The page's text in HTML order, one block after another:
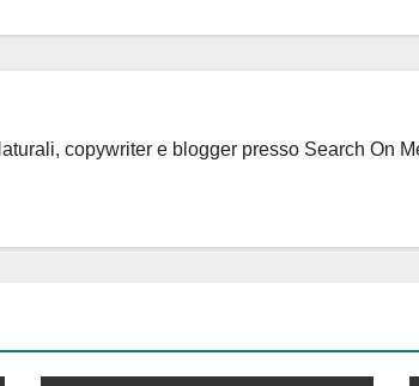
copywriter e blogger presso Search On